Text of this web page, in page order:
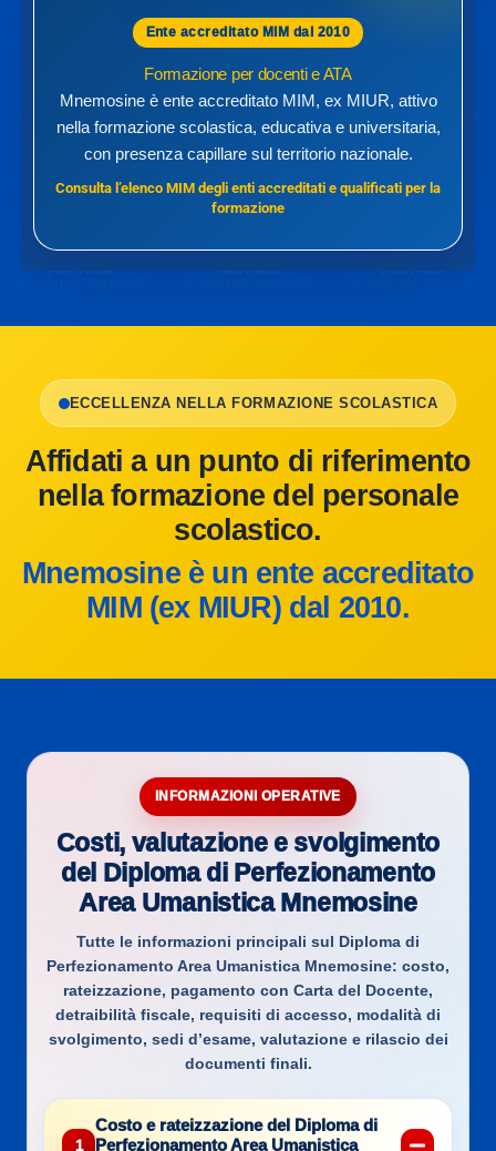
Ente accreditato MIM dal 2010
Formazione per docenti e ATA
Mnemosine è ente accreditato MIM, ex MIUR, attivo
nella formazione scolastica, educativa e universitaria,
con presenza capillare sul territorio nazionale.
Consulta l’elenco MIM degli enti accreditati e qualificati per la
formazione
ECCELLENZA NELLA FORMAZIONE SCOLASTICA
Affidati a un punto di riferimento
nella formazione del personale
scolastico.
Mnemosine è un ente accreditato
MIM (ex MIUR) dal 2010.
INFORMAZIONI OPERATIVE
Costi, valutazione e svolgimento
del Diploma di Perfezionamento
Area Umanistica Mnemosine
Tutte le informazioni principali sul Diploma di
Perfezionamento Area Umanistica Mnemosine: costo,
rateizzazione, pagamento con Carta del Docente,
detraibilità fiscale, requisiti di accesso, modalità di
svolgimento, sedi d’esame, valutazione e rilascio dei
documenti finali.
1
Costo e rateizzazione del Diploma di
Perfezionamento Area Umanistica